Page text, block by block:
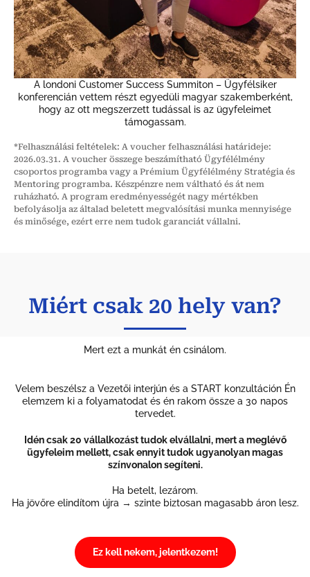
A londoni Customer Success Summiton – Ügyfélsiker
konferencián vettem részt egyedüli magyar szakemberként,
hogy az ott megszerzett tudással is az ügyfeleimet
támogassam.
*Felhasználási feltételek: A voucher felhasználási határideje:
2026.03.31. A voucher összege beszámítható Ügyfélélmény
csoportos programba vagy a Prémium Ügyfélélmény Stratégia és
Mentoring programba. Készpénzre nem váltható és át nem
ruházható. A program eredményességét nagy mértékben
befolyásolja az általad beletett megvalósítási munka mennyisége
és minősége, ezért erre nem tudok garanciát vállalni.
Miért csak 20 hely van?
Mert ezt a munkát én csinálom.
Velem beszélsz a Vezetői interjún és a START konzultáción Én
elemzem ki a folyamatodat és én rakom össze a 30 napos
tervedet.
Idén csak 20 vállalkozást tudok elvállalni, mert a meglévő
ügyfeleim mellett, csak ennyit tudok ugyanolyan magas
színvonalon segíteni.
Ha betelt, lezárom.
Ha jövőre elindítom újra → szinte biztosan magasabb áron lesz.
Ez kell nekem, jelentkezem!